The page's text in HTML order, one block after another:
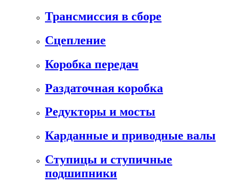
Трансмиссия в сборе
Сцепление
Коробка передач
Раздаточная коробка
Редукторы и мосты
Карданные и приводные валы
Ступицы и ступичные
подшипники